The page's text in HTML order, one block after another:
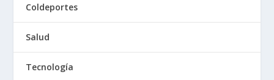
Coldeportes
Salud
Tecnología